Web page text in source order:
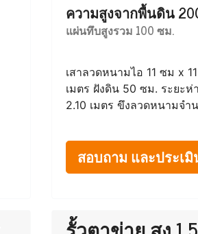
ความสูงจากพื้นดิน
แผ่นทึบสูงรวม 100 ซม.
เสาลวดหนามไอ 11 ซม x
เมตร ฝังดิน 50 ซม. ระยะห่
2.10 เมตร ขึงลวดหนามจำ
สอบถาม และประเ